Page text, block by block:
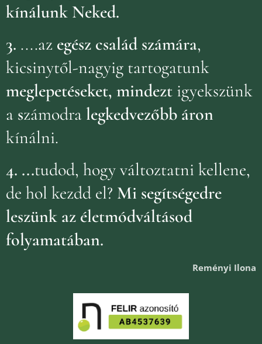
kínálunk Neked.
3. ....az egész család számára,
kicsinytől-nagyig tartogatunk
meglepetéseket, mindezt igyekszünk
a számodralegkedvezőbb áron
kínálni.
4. ...tudod, hogy változtatni kellene,
de hol kezdd el? Mi segítségedre
leszünk az életmódváltásod
folyamatában.
Reményi Ilona